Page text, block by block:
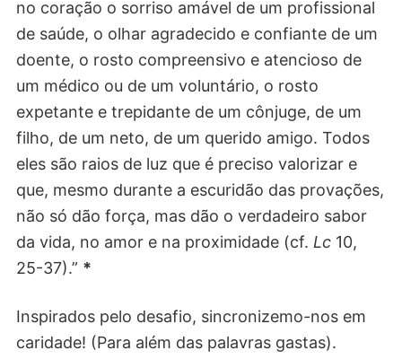
no coração o sorriso amável de um profissional
de saúde, o olhar agradecido e confiante de um
doente, o rosto compreensivo e atencioso de
um médico ou de um voluntário, o rosto
expetante e trepidante de um cônjuge, de um
filho, de um neto, de um querido amigo. Todos
eles são raios de luz que é preciso valorizar e
que, mesmo durante a escuridão das provações,
não só dão força, mas dão o verdadeiro sabor
da vida, no amor e na proximidade (cf. Lc 10,
25-37).” *
Inspirados pelo desafio, sincronizemo-nos em
caridade! (Para além das palavras gastas).